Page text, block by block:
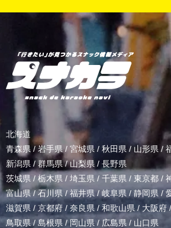
北海道
青森県 /岩手県/ 宮城県 / 秋田県 / 山形県 /
新潟県 /群馬県/山梨県 / 長野県
茨城県 / 栃木県 / 埼玉県 / 千葉県 / 東京都 /
富山県 /石川県 / 福井県/岐阜県 / 静岡県 /
滋賀県 / 京都府 / 奈良県 / 和歌山県 / 大阪府
鳥取県 / 島根県 /岡山県/ 広島県 / 山口県